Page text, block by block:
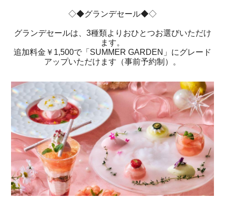
◇◆グランデセール◆◇
グランデセールは、3種類よりおひとつお選びいただけ
ます。
追加料金￥1,500で「SUMMER GARDEN」にグレード
アップいただけます（事前予約制）。